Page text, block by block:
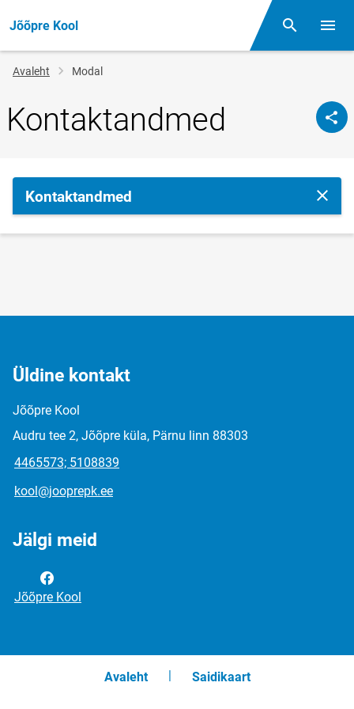
Jõõpre Kool Otsing
Jälglink
Avaleht Modal
Kontaktandmed
Kontaktandmed Sulge
Üldine kontakt
Jõõpre Kool
Audru tee 2, Jõõpre küla, Pärnu linn 88303
4465573; 5108839
kool@jooprepk.ee
Jälgi meid
Jõõpre Kool
Avaleht Saidikaart